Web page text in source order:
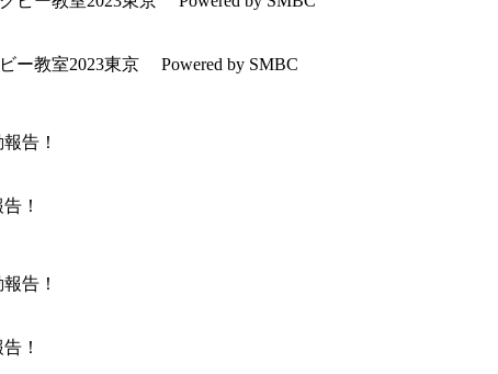
ビー教室2023東京 Powered by SMBC
！
！